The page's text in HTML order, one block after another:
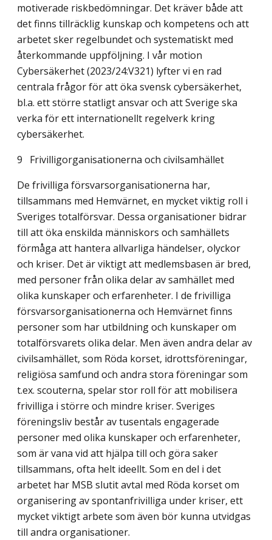
motiverade riskbedömningar. Det kräver både att
det finns tillräcklig kunskap och kompetens och att
arbetet sker regelbundet och systematiskt med
återkommande uppföljning. I vår motion
Cybersäkerhet (2023/24:V321) lyfter vi en rad
centrala frågor för att öka svensk cybersäkerhet,
bl.a. ett större statligt ansvar och att Sverige ska
verka för ett internatio­nellt regelverk kring
cybersäkerhet.
9 Frivilligorganisationerna och civilsamhället
De frivilliga försvarsorganisationerna har,
tillsammans med Hemvärnet, en mycket viktig roll i
Sveriges totalförsvar. Dessa organisationer bidrar
till att öka enskilda människors och samhällets
förmåga att hantera allvarliga händelser, olyckor
och kriser. Det är viktigt att medlemsbasen är bred,
med personer från olika delar av samhället med
olika kunskaper och erfarenheter. I de frivilliga
försvarsorganisationerna och Hemvärnet finns
personer som har utbildning och kunskaper om
totalförsvarets olika delar. Men även andra delar av
civilsamhället, som Röda korset, idrottsföreningar,
religiösa samfund och andra stora föreningar som
t.ex. scouterna, spelar stor roll för att mobilisera
frivilliga i större och mindre kriser. Sveriges
föreningsliv består av tusentals engagerade
personer med olika kunskaper och erfarenheter,
som är vana vid att hjälpa till och göra saker
tillsammans, ofta helt ideellt. Som en del i det
arbetet har MSB slutit avtal med Röda korset om
organisering av spontanfrivilliga under kriser, ett
mycket viktigt arbete som även bör kunna utvidgas
till andra organisationer.